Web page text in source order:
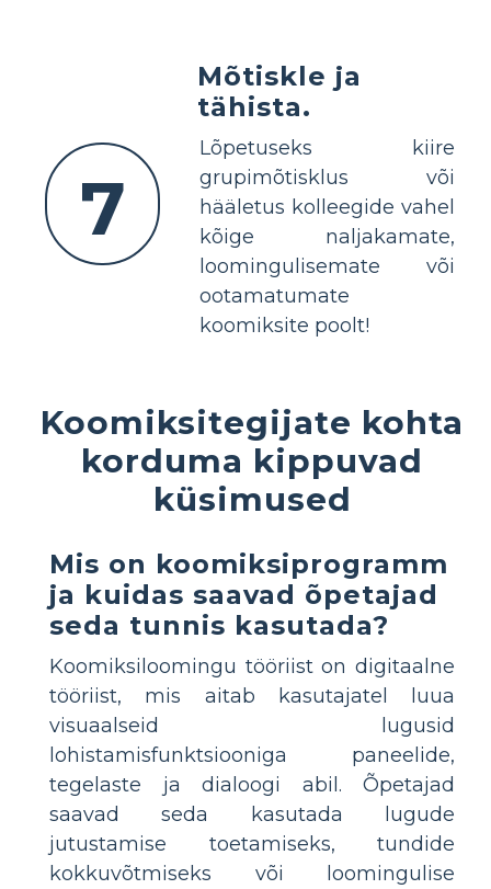
7
Mõtiskle ja
tähista.
Lõpetuseks kiire
grupimõtisklus või
hääletus kolleegide vahel
kõige naljakamate,
loomingulisemate või
ootamatumate
koomiksite poolt!
Koomiksitegijate kohta
korduma kippuvad
küsimused
Mis on koomiksiprogramm
ja kuidas saavad õpetajad
seda tunnis kasutada?
Koomiksiloomingu tööriist on digitaalne
tööriist, mis aitab kasutajatel luua
visuaalseid lugusid
lohistamisfunktsiooniga paneelide,
tegelaste ja dialoogi abil. Õpetajad
saavad seda kasutada lugude
jutustamise toetamiseks, tundide
kokkuvõtmiseks või loomingulise